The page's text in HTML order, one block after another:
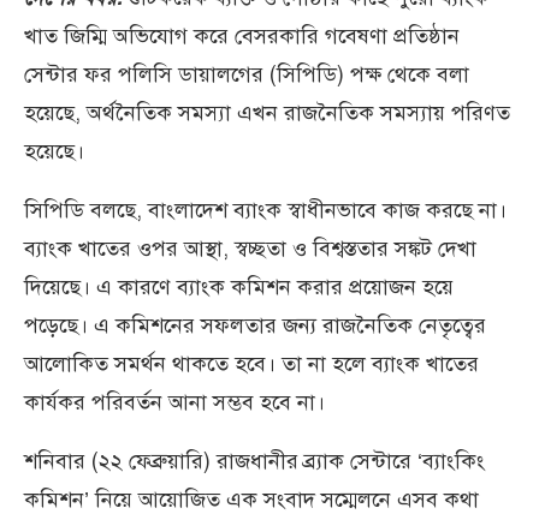
খাত জিম্মি অভিযোগ করে বেসরকারি গবেষণা প্রতিষ্ঠান
সেন্টার ফর পলিসি ডায়ালগের (সিপিডি) পক্ষ থেকে বলা
হয়েছে, অর্থনৈতিক সমস্যা এখন রাজনৈতিক সমস্যায় পরিণত
হয়েছে।
সিপিডি বলছে, বাংলাদেশ ব্যাংক স্বাধীনভাবে কাজ করছে না।
ব্যাংক খাতের ওপর আস্থা, স্বচ্ছতা ও বিশ্বস্ততার সঙ্কট দেখা
দিয়েছে। এ কারণে ব্যাংক কমিশন করার প্রয়োজন হয়ে
পড়েছে। এ কমিশনের সফলতার জন্য রাজনৈতিক নেতৃত্বের
আলোকিত সমর্থন থাকতে হবে। তা না হলে ব্যাংক খাতের
কার্যকর পরিবর্তন আনা সম্ভব হবে না।
শনিবার (২২ ফেব্রুয়ারি) রাজধানীর ব্র্যাক সেন্টারে ‘ব্যাংকিং
কমিশন’ নিয়ে আয়োজিত এক সংবাদ সম্মেলনে এসব কথা